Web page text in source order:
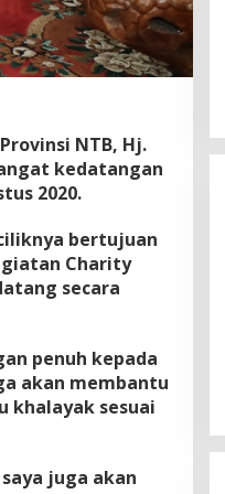
NTB, Hj.
kedatangan
2020.
bertujuan
Charity
secara
penuh kepada
akan membantu
khalayak sesuai
juga akan
Tangguh
saat LKPJ
Maret 31, 2026